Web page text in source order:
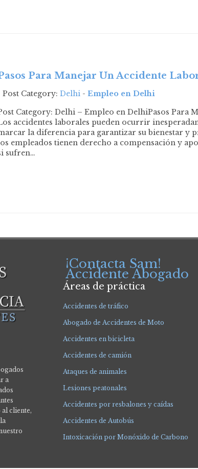
Para Manejar Un Accidente
Post Category: Delhi - Empleo en Delhi
Category: Delhi – Empleo en DelhiPasos Para
accidentes laborales pueden ocurrir
la diferencia para garantizar su bienestar y
empleados tienen derecho a compensación y
sufren…
a
cliente,
¡Contacta Sam!
Accidente Abogado
Áreas de práctica
Accidentes de tráfico
Abogado de Accidentes de Moto
Accidentes en bicicleta
Accidentes de camión
Ataques de animales
Lesiones peatonales
Accidentes por resbalones y caídas
Accidentes de Autobús
Intoxicación por Monóxido de Carbono